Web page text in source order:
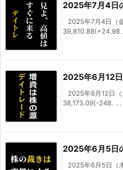
2025年7月4日
2025年7月4日（
39,810.88(+24.98
2025年6月12
2025年6月12日
38,173.09(-248. ...
2025年6月5日
2025年6月5日（